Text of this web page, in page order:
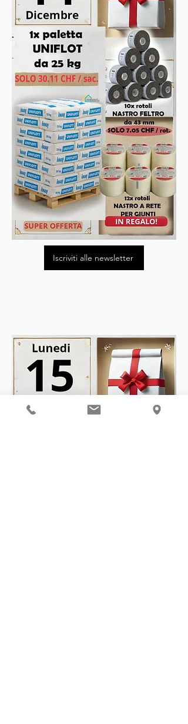
Iscriviti alle newsletter